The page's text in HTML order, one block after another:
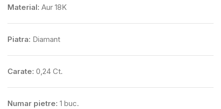
Material: Aur 18K
Piatra: Diamant
Carate: 0,24 Ct.
Numar pietre: 1 buc.